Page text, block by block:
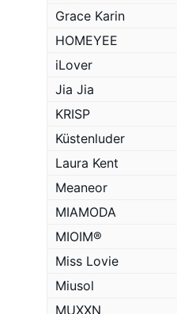
Grace Karin
HOMEYEE
iLover
Jia Jia
KRISP
Küstenluder
Laura Kent
Meaneor
MIAMODA
MIOIM®
Miss Lovie
Miusol
MUXXN